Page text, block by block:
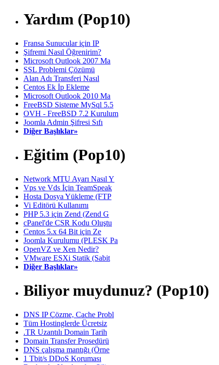
Yardım (Pop10)
Fransa Sunucular için IP
Şifremi Nasıl Öğrenirim?
Microsoft Outlook 2007 Ma
SSL Problemi Çözümü
Alan Adı Transferi Nasıl
Centos Ek İp Ekleme
Microsoft Outlook 2010 Ma
FreeBSD Sisteme MySql 5.5
OVH - FreeBSD 7.2 Kurulum
Joomla Admin Şifresi Sıfı
Diğer Başlıklar»
Eğitim (Pop10)
Network MTU Ayarı Nasıl Y
Vps ve Vds İçin TeamSpeak
Hosta Dosya Yükleme (FTP
Vi Editörü Kullanımı
PHP 5.3 için Zend (Zend G
cPanel'de CSR Kodu Oluştu
Centos 5.x 64 Bit için Ze
Joomla Kurulumu (PLESK Pa
OpenVZ ve Xen Nedir?
VMware ESXi Statik (Sabit
Diğer Başlıklar»
Biliyor muydunuz? (Pop10)
DNS IP Çözme, Cache Probl
Tüm Hostinglerde Ücretsiz
.TR Uzantılı Domain Tarih
Domain Transfer Prosedürü
DNS çalışma mantığı (Örne
1 Tbit/s DDoS Koruması